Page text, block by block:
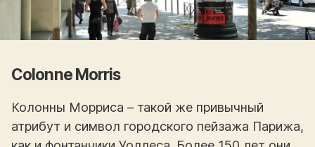
Colonne Morris
Колонны Морриса – такой же привычный
атрибут и символ городского пейзажа Парижа,